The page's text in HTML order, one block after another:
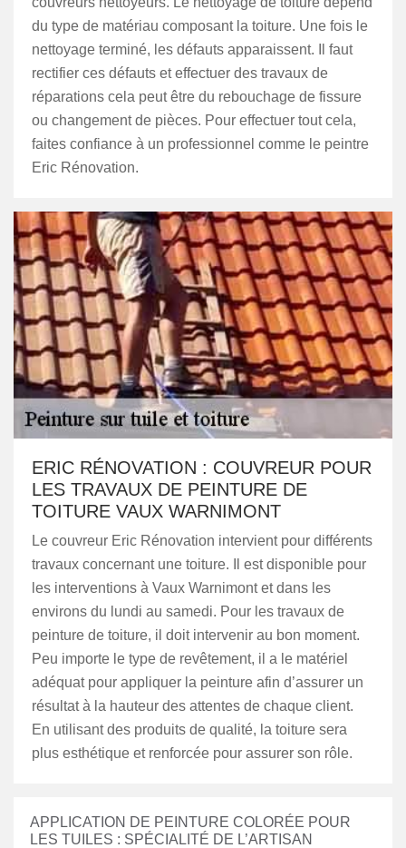
du type de matériau composant la toiture. Une fois le
nettoyage terminé, les défauts apparaissent. Il faut
rectifier ces défauts et effectuer des travaux de
réparations cela peut être du rebouchage de fissure
ou changement de pièces. Pour effectuer tout cela,
faites confiance à un professionnel comme le peintre
Eric Rénovation.
ERIC RÉNOVATION : COUVREUR POUR
LES TRAVAUX DE PEINTURE DE
TOITURE VAUX WARNIMONT
Le couvreur Eric Rénovation intervient pour différents
travaux concernant une toiture. Il est disponible pour
les interventions à Vaux Warnimont et dans les
environs du lundi au samedi. Pour les travaux de
peinture de toiture, il doit intervenir au bon moment.
Peu importe le type de revêtement, il a le matériel
adéquat pour appliquer la peinture afin d’assurer un
résultat à la hauteur des attentes de chaque client.
En utilisant des produits de qualité, la toiture sera
plus esthétique et renforcée pour assurer son rôle.
APPLICATION DE PEINTURE COLORÉE POUR
LES TUILES : SPÉCIALITÉ DE L’ARTISAN